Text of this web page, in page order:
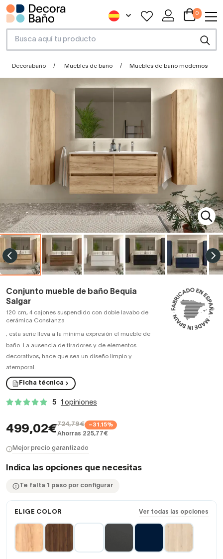
0
Decorabaño Muebles de baño Muebles de baño modernos
Conjunto mueble de baño Bequia
Salgar
120 cm, 4 cajones suspendido con doble lavabo de
cerámica Constanza
, esta serie lleva a la mínima expresión el mueble de
baño. La ausencia de tiradores y de elementos
decorativos, hace que sea un diseño limpio y
atemporal.
Ficha técnica
5 1 opiniones
499,02€724,79€ −31.15%
Ahorras 225,77€
Mejor precio garantizado
Indica las opciones que necesitas
Te falta 1 paso por configurar
ELIGE COLOR Ver todas las opciones